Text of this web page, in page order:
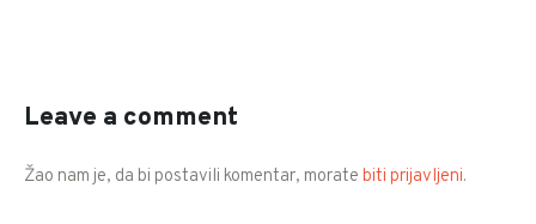
Leave a comment
Žao nam je, da bi postavili komentar, morate biti prijavljeni.